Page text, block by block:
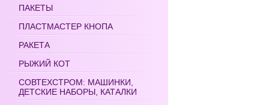
ПАКЕТЫ
ПЛАСТМАСТЕР КНОПА
РАКЕТА
РЫЖИЙ КОТ
СОВТЕХСТРОМ: МАШИНКИ,
ДЕТСКИЕ НАБОРЫ, КАТАЛКИ